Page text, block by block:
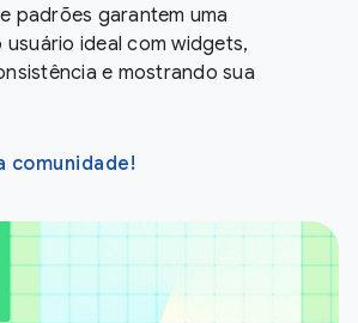
padrões garantem uma
usuário ideal com widgets,
e mostrando sua
comunidade!